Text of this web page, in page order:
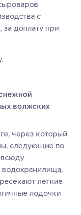
с
доплату при
волжских
через который
следующие по
водохранилища,
легкие
лодочки